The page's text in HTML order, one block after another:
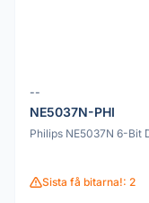
--
NE5037N-PHI
Philips NE5037N 6-Bit
Sista få bitarna!: 2